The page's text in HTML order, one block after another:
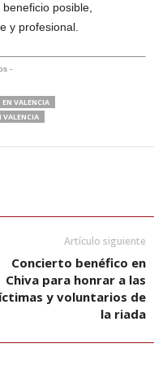
posible,
y profesional.
-
VALENCIA
VALENCIA
Artículo siguiente
Concierto benéfico en
Chiva para honrar a las
y voluntarios de
la riada